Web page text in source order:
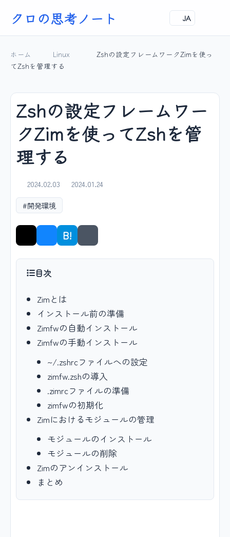
クロの思考ノート JA
ホーム Linux
Zshの設定フレームワークZimを使っ
てZshを管理する
Zshの設定フレームワー
クZimを使ってZshを管
理する
2024.02.03
2024.01.24
#開発環境
B! シェア
目次
Zimとは
インストール前の準備
Zimfwの自動インストール
Zimfwの手動インストール
~/.zshrcファイルへの設定
zimfw.zshの導入
.zimrcファイルの準備
zimfwの初期化
Zimにおけるモジュールの管理
モジュールのインストール
モジュールの削除
Zimのアンインストール
まとめ